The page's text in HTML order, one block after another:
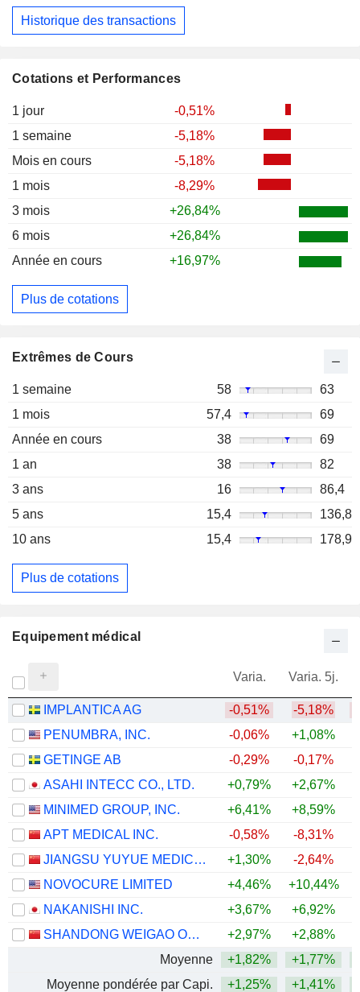
Cotations et Performances
1 jour
-0,51%
1 semaine
-5,18%
Mois en cours
-5,18%
1 mois
-8,29%
3 mois
+26,84%
6 mois
+26,84%
Année en cours
+16,97%
Plus de cotations
Extrêmes de Cours
1 semaine 58
63
1 mois
57,4
69
Année en cours
38
69
1 an
38
82
3 ans
16
86,4
5 ans
15,4
136,8
10 ans
15,4 178,9
Plus de cotations
Historique des transactions
Equipement médical
Varia. Varia. 5j.
IMPLANTICA AG -0,51% -5,18%
PENUMBRA, INC.
-0,06% +1,08%
GETINGE AB
-0,29% -0,17%
ASAHI INTECC CO., LTD.
+0,79% +2,67%
MINIMED GROUP, INC.
+6,41%
+8,59%
APT MEDICAL INC.
-0,58% -8,31%
JIANGSU YUYUE MEDICAL EQUIPMENT & SUPPLY CO., LTD.
+1,30% -2,64%
NOVOCURE LIMITED
+4,46% +10,44%
NAKANISHI INC.
+3,67% +6,92%
SHANDONG WEIGAO ORTHOPAEDIC DEVICE CO., LTD
+2,97% +2,88%
Moyenne
+1,82% +1,77%
Moyenne pondérée par Capi.
+1,25% +1,41%